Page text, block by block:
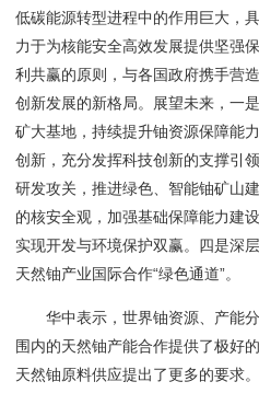
低碳能源转型进程中的作用巨大，
力于为核能安全高效发展提供坚强
利共赢的原则，与各国政府携手营
创新发展的新格局。展望未来，一
矿大基地，持续提升铀资源保障能
创新，充分发挥科技创新的支撑引
研发攻关，推进绿色、智能铀矿山
的核安全观，加强基础保障能力建
实现开发与环境保护双赢。四是深
天然铀产业国际合作“绿色通道”。
华中表示，世界铀资源、产能分
围内的天然铀产能合作提供了极好
天然铀原料供应提出了更多的要求